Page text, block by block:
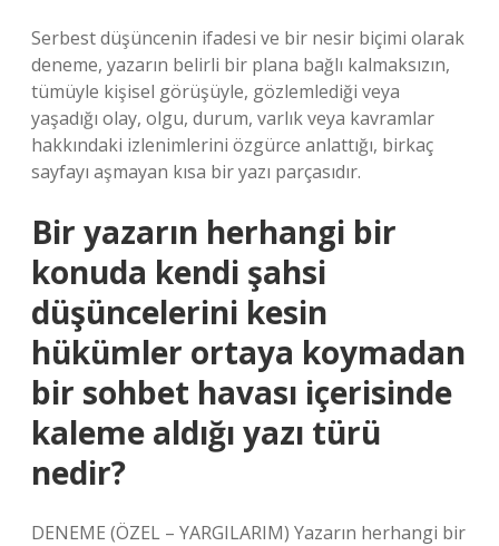
Serbest düşüncenin ifadesi ve bir nesir biçimi olarak
deneme, yazarın belirli bir plana bağlı kalmaksızın,
tümüyle kişisel görüşüyle, gözlemlediği veya
yaşadığı olay, olgu, durum, varlık veya kavramlar
hakkındaki izlenimlerini özgürce anlattığı, birkaç
sayfayı aşmayan kısa bir yazı parçasıdır.
Bir yazarın herhangi bir
konuda kendi şahsi
düşüncelerini kesin
hükümler ortaya koymadan
bir sohbet havası içerisinde
kaleme aldığı yazı türü
nedir?
DENEME (ÖZEL – YARGILARIM) Yazarın herhangi bir